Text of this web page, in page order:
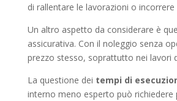
di rallentare le lavorazioni o
Un altro aspetto da considerare è
assicurativa. Con il noleggio senza
prezzo stesso, soprattutto nei lavori
La questione dei tempi di
interno meno esperto può